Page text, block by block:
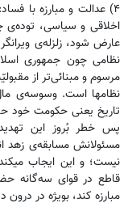
۴) عدالت و مبارزه با فساد: این دو لازم و ملزوم یکدیگرند.
اخلاقی و سیاسی، توده‌ی
عارض شود، زلزله‌ی
نظامی چون جمهوری
مرسوم و مبنائی‌تر از
نظامها است. وسوسه‌ی
تاریخ یعنی حکومت خود
پس خطر بُروز این
مسئولانش مسابقه‌ی زهد
نیست؛ و این ایجاب
قاطع در قوای سه‌گانه
مبارزه کند، بویژه در